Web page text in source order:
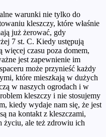
warunki nie tylko do
kleszczy, które właśnie
już żerować, gdy
7 st. C. Kiedy ustępują
więcej czasu poza domem,
jest zapewnienie im
może przynieść każdy
które mieszkają w dużych
w naszych ogrodach i w
kleszczy i nie stosujemy
kiedy wydaje nam się, że jest
na kontakt z kleszczami,
życiu, ale też zdrowiu ich